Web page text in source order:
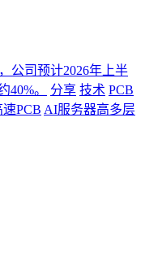
公司预计2026年上半
。 分享 技术 PCB
PCB AI服务器高多层